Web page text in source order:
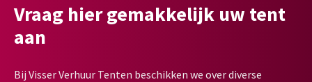
Vraag hier gemakkelijk uw tent
aan
Bij Visser Verhuur Tenten beschikken we over diverse